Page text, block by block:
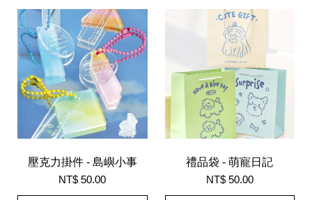
壓克力掛件 - 島嶼小事
NT$ 50.00
禮品袋 - 萌寵日記
NT$ 50.00